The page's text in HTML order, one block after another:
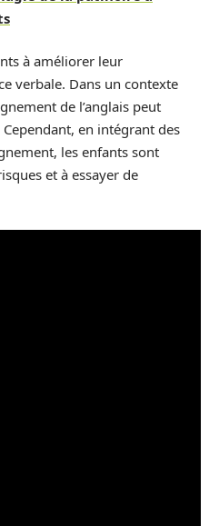
à améliorer leur
verbale. Dans un contexte
de l’anglais peut
en intégrant des
les enfants sont
et à essayer de